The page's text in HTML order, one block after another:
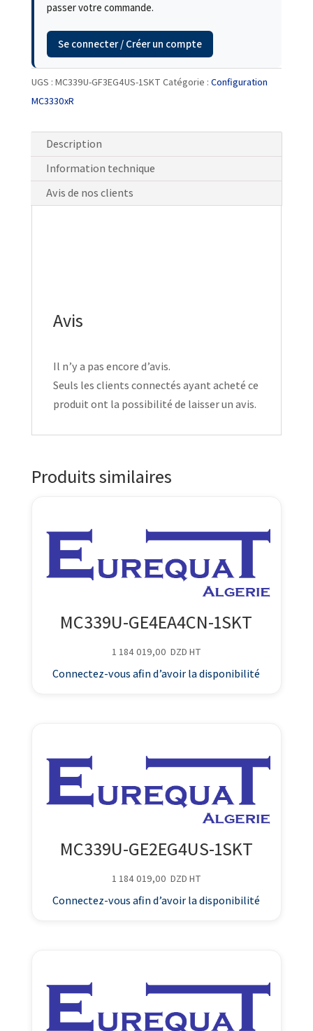
passer votre commande.
Se connecter / Créer un compte
UGS : MC339U-GF3EG4US-1SKT Catégorie : Configuration
MC3330xR
Description
Information technique
Avis de nos clients
Avis
Il n’y a pas encore d’avis.
Seuls les clients connectés ayant acheté ce
produit ont la possibilité de laisser un avis.
Produits similaires
MC339U-GE4EA4CN-1SKT
1 184 019,00 DZD HT
Connectez-vous afin d’avoir la disponibilité
MC339U-GE2EG4US-1SKT
1 184 019,00 DZD HT
Connectez-vous afin d’avoir la disponibilité